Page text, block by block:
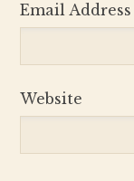
Email Address
Website